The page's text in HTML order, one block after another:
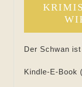
Der Schwan
Kindle-E-Book (